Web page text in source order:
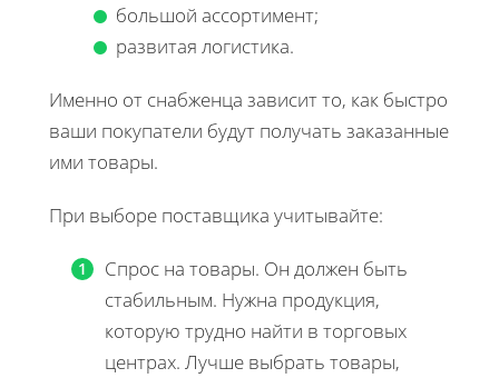
большой ассортимент;
развитая логистика.
Именно от снабженца зависит то, как быстро
ваши покупатели будут получать заказанные
ими товары.
При выборе поставщика учитывайте:
Спрос на товары. Он должен быть
стабильным. Нужна продукция,
которую трудно найти в торговых
центрах. Лучше выбрать товары,